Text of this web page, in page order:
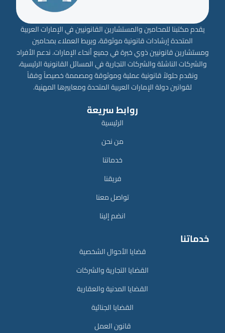
يقدم مكتبنا للمحامين والمستشارين القانونيين في الإمارات العربية
المتحدة إرشادات قانونية موثوقة، ويربط العملاء بمحامين
ومستشارين قانونيين ذوي خبرة في جميع أنحاء الإمارات. ندعم الأفراد
والشركات الناشئة والشركات التجارية في المسائل القانونية الرئيسية،
ونقدم حلولاً قانونية عملية وموثوقة ومصممة خصيصاً وفقاً
لقوانين دولة الإمارات العربية المتحدة ومعاييرها المهنية.
روابط سريعة
الرئيسية
من نحن
خدماتنا
فريقنا
تواصل معنا
انضم إلينا
خدماتنا
قضايا الأحوال الشخصية
القضايا التجارية والشركات
القضايا المدنية والعقارية
القضايا الجنائية
قانون العمل